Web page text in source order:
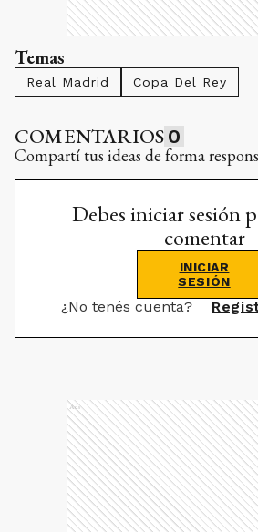
Temas
Real Madrid Copa Del Rey
COMENTARIOS 0
Compartí tus ideas de forma
Debes iniciar sesión
comentar
INICIAR
SESIÓN
¿No tenés cuenta?
Ads